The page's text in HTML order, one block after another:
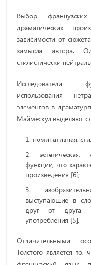
Выбор
драматических
зависимости от
замысла автора.
стилистически
Исследователи
использования
элементов в
Маймескул выделяют
номинативная,
эстетическая,
функции, что
произведения [6];
выступающие в
друг от друга
употребления [5].
Отличительными
Толстого является